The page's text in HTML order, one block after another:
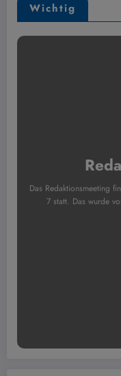
Wichtig
Das Redaktionsmeeting
7 statt. Das wurde